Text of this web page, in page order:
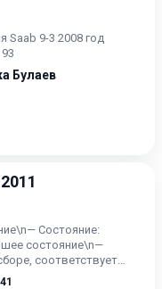
Saab 9-3 2008 год
Булаев
Состояние:
состояние\n—
соответствует
Оригинал\n—...